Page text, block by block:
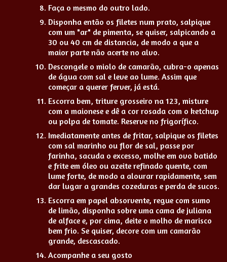
Faça o mesmo do outro lado.
Disponha então os filetes num prato, salpique
com um "ar" de pimenta, se quiser, salpicando a
30 ou 40 cm de distancia, de modo a que a
maior parte não acerte no alvo.
Descongele o miolo de camarão, cubra-o apenas
de água com sal e leve ao lume. Assim que
começar a querer ferver, já está.
Escorra bem, triture grosseiro na 123, misture
com a maionese e dê a cor rosada com o ketchup
ou polpa de tomate. Reserve no frigorífico.
Imediatamente antes de fritar, salpique os filetes
com sal marinho ou flor de sal, passe por
farinha, sacuda o excesso, molhe em ovo batido
e frite em óleo ou azeite refinado quente, com
lume forte, de modo a alourar rapidamente, sem
dar lugar a grandes cozeduras e perda de sucos.
Escorra em papel absorvente, regue com sumo
de limão, disponha sobre uma cama de juliana
de alface e, por cima, deite o molho de marisco
bem frio. Se quiser, decore com um camarão
grande, descascado.
Acompanhe a seu gosto